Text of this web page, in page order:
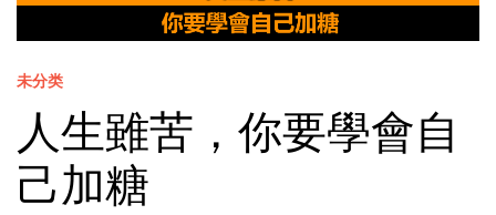
未分类
人生雖苦，你要學會自
己加糖